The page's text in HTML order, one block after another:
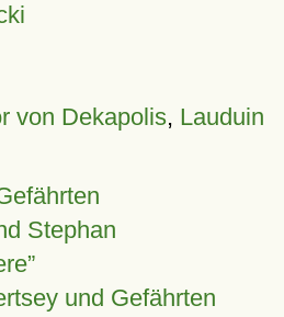
von Dekapolis, Lauduin
Stephan
und Gefährten